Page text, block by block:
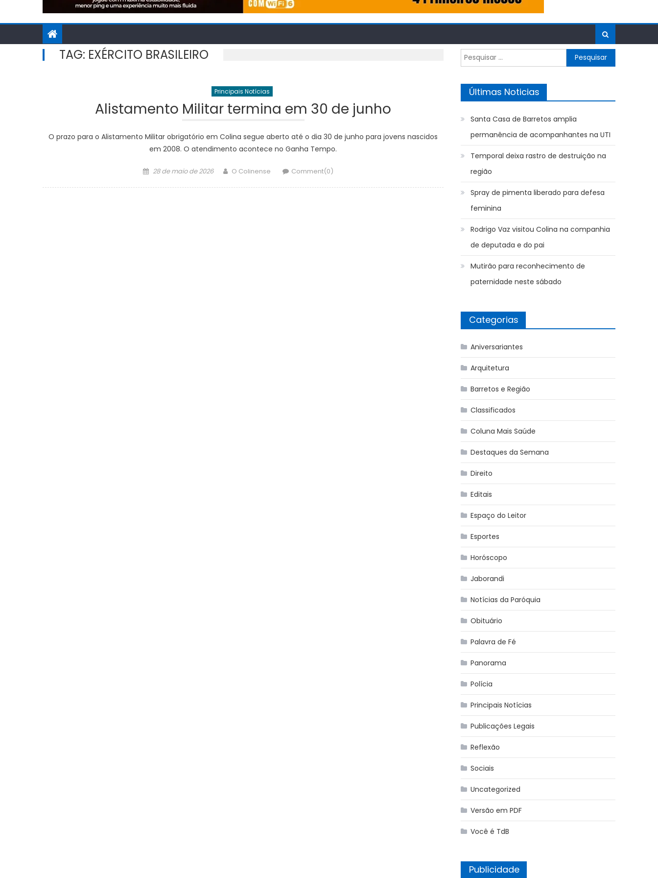
TAG: EXÉRCITO BRASILEIRO
Principais Notícias
Alistamento Militar termina em 30 de junho
O prazo para o Alistamento Militar obrigatório em Colina segue aberto até o dia 30 de junho para jovens nascidos
em 2008. O atendimento acontece no Ganha Tempo.
Posted
28 de maio de 2026 Author
O Colinense Comment(0)
Pesquisar
por:
Últimas Noticias
Santa Casa de Barretos amplia
permanência de acompanhantes na UTI
Temporal deixa rastro de destruição na
região
Spray de pimenta liberado para defesa
feminina
Rodrigo Vaz visitou Colina na companhia
de deputada e do pai
Mutirão para reconhecimento de
paternidade neste sábado
Categorias
Aniversariantes
Arquitetura
Barretos e Região
Classificados
Coluna Mais Saúde
Destaques da Semana
Direito
Editais
Espaço do Leitor
Esportes
Horóscopo
Jaborandi
Notícias da Paróquia
Obituário
Palavra de Fé
Panorama
Polícia
Principais Notícias
Publicações Legais
Reflexão
Sociais
Uncategorized
Versão em PDF
Você é TdB
Publicidade